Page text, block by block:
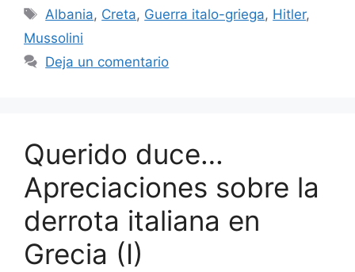
Etiquetas
Albania, Creta, Guerra italo-griega, Hitler,
Mussolini
Deja un comentario
Querido duce…
Apreciaciones sobre la
derrota italiana en
Grecia (I)